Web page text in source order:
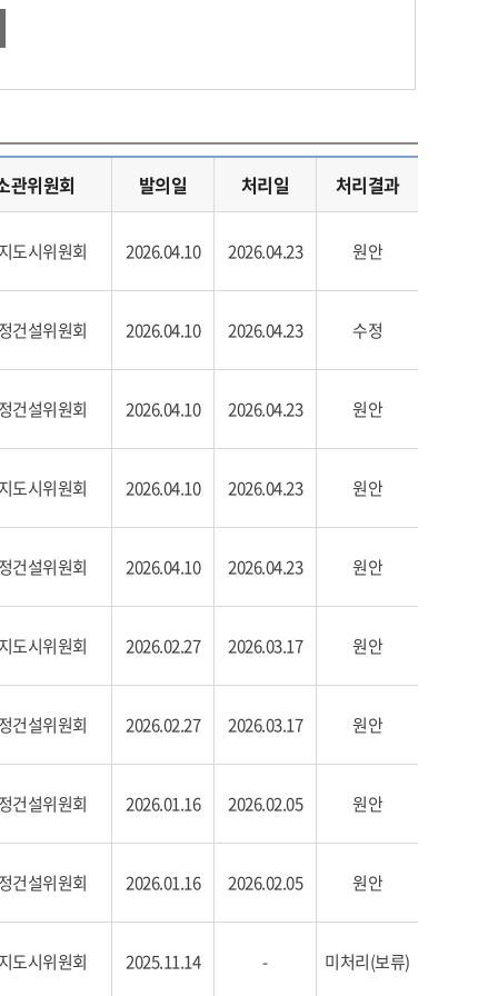
관위원회 발의일 처리일 처리결과
도시위원회 2026.04.10 2026.04.23 원안
건설위원회 2026.04.10 2026.04.23 수정
건설위원회 2026.04.10 2026.04.23 원안
도시위원회 2026.04.10 2026.04.23 원안
건설위원회 2026.04.10 2026.04.23 원안
도시위원회 2026.02.27 2026.03.17 원안
건설위원회 2026.02.27 2026.03.17 원안
건설위원회 2026.01.16 2026.02.05 원안
건설위원회 2026.01.16 2026.02.05 원안
도시위원회 2025.11.14 - 미처리(보류)